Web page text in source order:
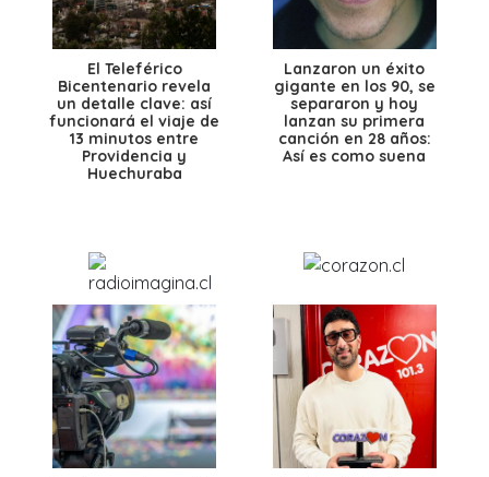
El Teleférico
Bicentenario revela
un detalle clave: así
funcionará el viaje de
13 minutos entre
Providencia y
Huechuraba
Lanzaron un éxito
gigante en los 90, se
separaron y hoy
lanzan su primera
canción en 28 años:
Así es como suena